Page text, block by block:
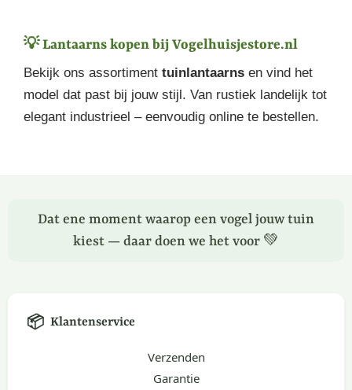
💡 Lantaarns kopen bij Vogelhuisjestore.nl
Bekijk ons assortiment tuinlantaarns en vind het
model dat past bij jouw stijl. Van rustiek landelijk tot
elegant industrieel – eenvoudig online te bestellen.
Dat ene moment waarop een vogel jouw tuin
kiest — daar doen we het voor 💚
📦 Klantenservice
Verzenden
Garantie